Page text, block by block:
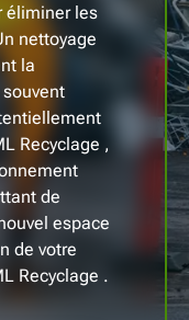
éliminer les
nettoyage
la
Recyclage ,
de
espace
de votre
Recyclage .